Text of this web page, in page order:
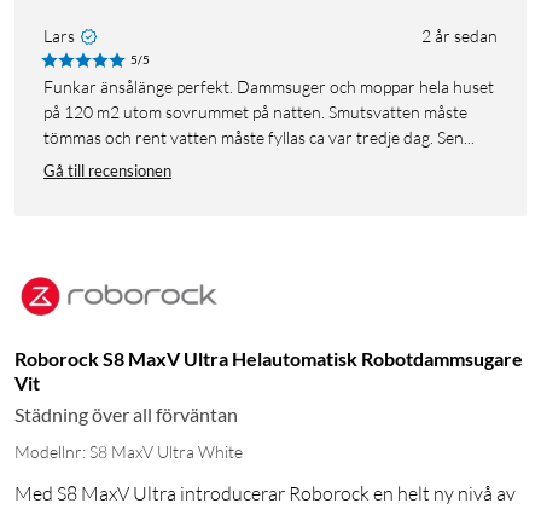
Lars 2 år sedan
5/5
Funkar änsålänge perfekt. Dammsuger och moppar hela huset
på 120 m2 utom sovrummet på natten. Smutsvatten måste
tömmas och rent vatten måste fyllas ca var tredje dag. Sen...
Gå till recensionen
Roborock S8 MaxV Ultra Helautomatisk Robotdammsugare
Vit
Städning över all förväntan
Modellnr: S8 MaxV Ultra White
Med S8 MaxV Ultra introducerar Roborock en helt ny nivå av